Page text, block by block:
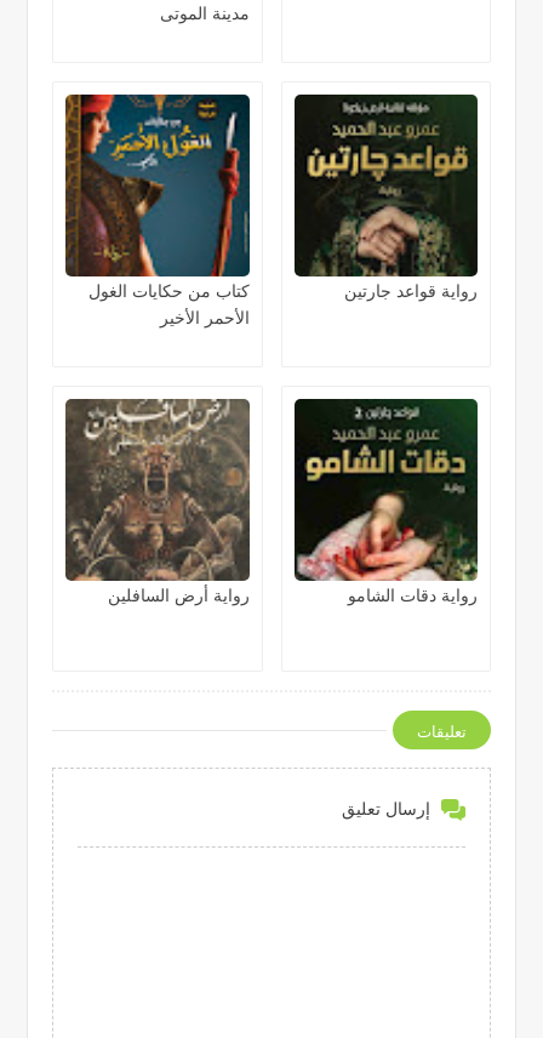
مدينة الموتى
رواية قواعد جارتين
كتاب من حكايات الغول
الأحمر الأخير
رواية دقات الشامو رواية أرض السافلين
تعليقات
إرسال تعليق